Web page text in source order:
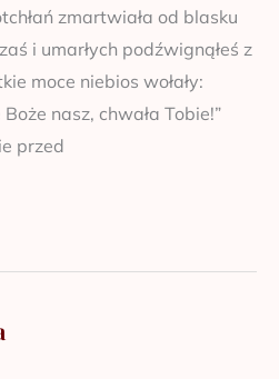
zmartwiała od blasku
i umarłych podźwignąłeś z
moce niebios wołały:
nasz, chwała Tobie!”
przed